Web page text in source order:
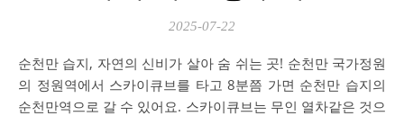
2025-07-22
순천만 습지, 자연의 신비가 살아 숨 쉬는 곳! 순천만 국가정원
의 정원역에서 스카이큐브를 타고 8분쯤 가면 순천만 습지의
순천만역으로 갈 수 있어요. 스카이큐브는 무인 열차같은 것으